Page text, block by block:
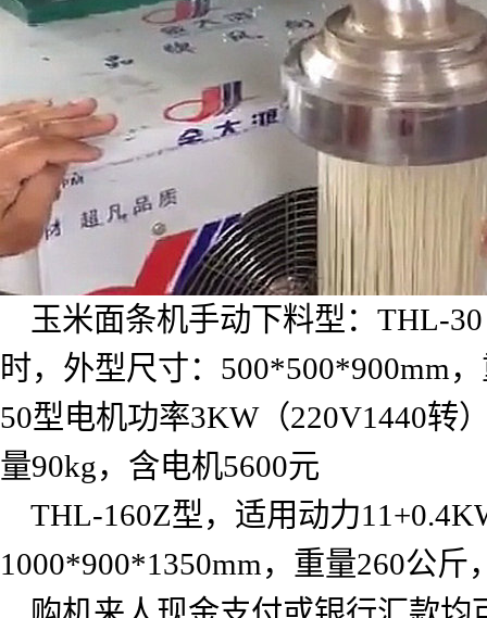
玉米面条机手动下料型： THL-30
时，外型尺寸： 500*500*900mm
50型电机功率3KW（220V1440转
量90kg，含电机5600元
THL-160Z型，适用动力
1000*900*1350mm ，重量260公斤